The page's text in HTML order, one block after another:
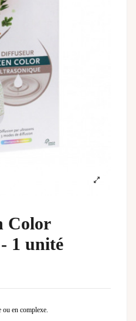
Color
1 unité
en complexe.